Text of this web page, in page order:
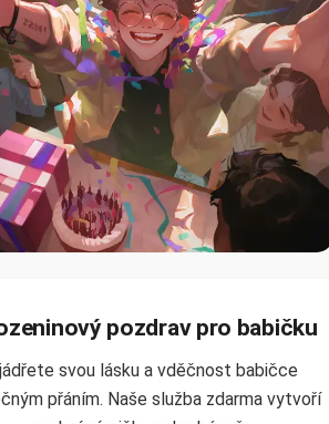
pozdrav pro babičku
svou lásku a vděčnost babičce
přáním. Naše služba zdarma vytvoří